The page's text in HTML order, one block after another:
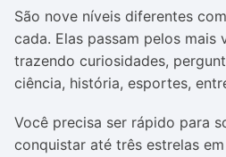
São nove níveis diferentes
cada. Elas passam pelos mais
trazendo curiosidades,
ciência, história, esportes,
Você precisa ser rápido para
conquistar até três estrelas